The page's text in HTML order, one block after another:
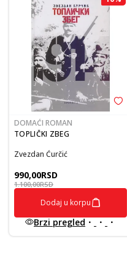
DOMAĆI ROMAN
TOPLIČKI ZBEG
Zvezdan Ćurčić
990,00RSD
1.100,00RSD
Dodaj u korpu
Brzi pregled